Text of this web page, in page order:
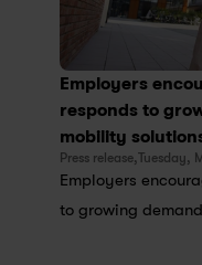
Employers
responds to
mobility
Press release,Tuesday,
Employers
to growing